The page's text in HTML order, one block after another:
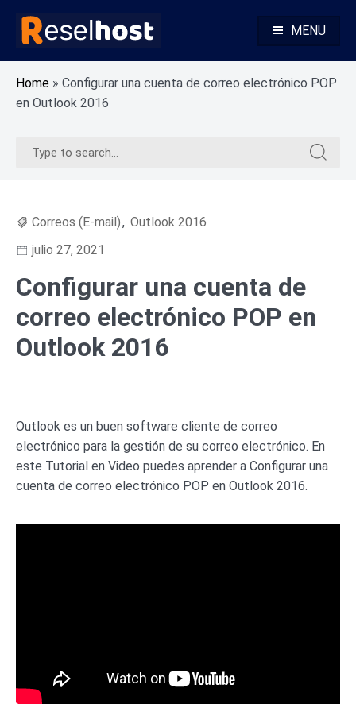
content
Reselhost
Base de Conocimientos Reseller Hosting
MENU
Home » Configurar una cuenta de correo electrónico POP
en Outlook 2016
Search
Search
for:
Correos (E-mail), Outlook 2016
julio 27, 2021
Configurar una cuenta de
correo electrónico POP en
Outlook 2016
Outlook es un buen software cliente de correo
electrónico para la gestión de su correo electrónico. En
este Tutorial en Video puedes aprender a Configurar una
cuenta de correo electrónico POP en Outlook 2016.